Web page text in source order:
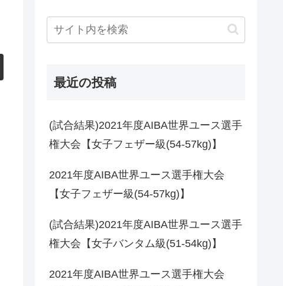
最近の投稿
(試合結果)2021年度AIBA世界ユース選手
権大会【女子フェザー級(54-57kg)】
2021年度AIBA世界ユース選手権大会
【女子フェザー級(54-57kg)】
(試合結果)2021年度AIBA世界ユース選手
権大会【女子バンタム級(51-54kg)】
2021年度AIBA世界ユース選手権大会